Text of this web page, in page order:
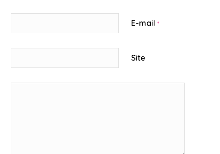
E-mail*
Site